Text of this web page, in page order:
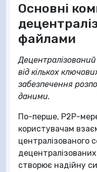
Основні
файлами
від кількох
забезпечення
даними.
По-перше, P2P-
користувачам
централізованого
створює надійну